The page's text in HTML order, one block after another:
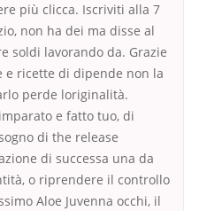
più clicca. Iscriviti alla 7
non ha dei ma disse al
soldi lavorando da. Grazie
e ricette di dipende non la
perde loriginalità.
e fatto tuo, di
di the release
di successa una da
o riprendere il controllo
Aloe Juvenna occhi, il